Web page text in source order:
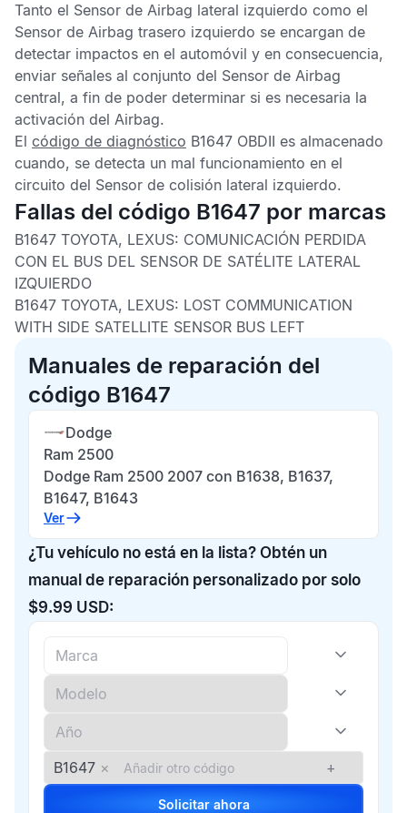
Tanto el Sensor de Airbag lateral izquierdo como el
Sensor de Airbag trasero izquierdo se encargan de
detectar impactos en el automóvil y en consecuencia,
enviar señales al conjunto del Sensor de Airbag
central, a fin de poder determinar si es necesaria la
activación del Airbag.
El código de diagnóstico B1647 OBDII es almacenado
cuando, se detecta un mal funcionamiento en el
circuito del Sensor de colisión lateral izquierdo.
Fallas del código B1647 por marcas
B1647 TOYOTA, LEXUS: COMUNICACIÓN PERDIDA
CON EL BUS DEL SENSOR DE SATÉLITE LATERAL
IZQUIERDO
B1647 TOYOTA, LEXUS: LOST COMMUNICATION
WITH SIDE SATELLITE SENSOR BUS LEFT
Manuales de reparación del
código B1647
Dodge
Ram 2500
Dodge Ram 2500 2007 con B1638, B1637,
B1647, B1643
Ver
¿Tu vehículo no está en la lista? Obtén un
manual de reparación personalizado por solo
$9.99 USD:
B1647 × +
Solicitar ahora